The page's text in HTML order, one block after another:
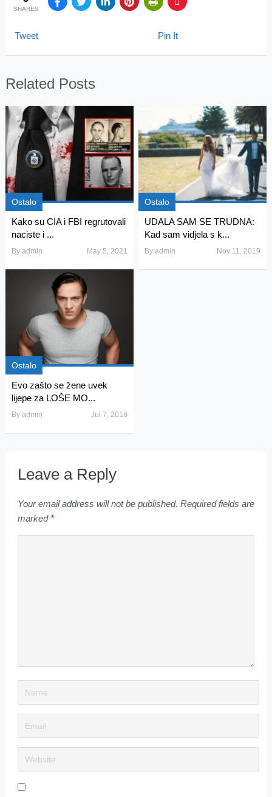
SHARES
Tweet Pin It
Related Posts
Ostalo
Kako su CIA i FBI regrutovali
naciste i ...
By admin May 5, 2021
Ostalo
UDALA SAM SE TRUDNA:
Kad sam vidjela s k...
Byadmin Nov 11, 2019
Ostalo
Evo zašto se žene uvek
lijepe za LOŠE MO...
By admin Jul 7, 2018
Leave a Reply
Your email address will not be published. Required fields are
marked *